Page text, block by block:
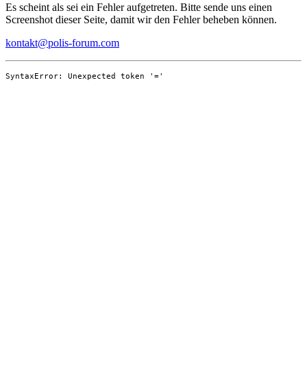
Es scheint als sei ein Fehler aufgetreten. Bitte sende uns einen
Screenshot dieser Seite, damit wir den Fehler beheben können.
kontakt@polis-forum.com
SyntaxError: Unexpected token '='